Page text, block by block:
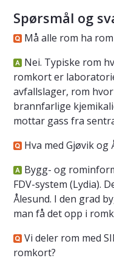
Spørsmål og
Må alle rom ha
Nei. Typiske rom
romkort er
avfallslager, rom
brannfarlige
mottar gass fra
Hva med Gjøvik og
Bygg- og
FDV-system (Lydia).
Ålesund. I den grad
man få det opp i
Vi deler rom med
romkort?